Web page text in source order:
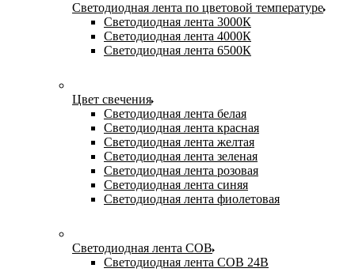
Светодиодная лента по цветовой температуре
Светодиодная лента 3000К
Светодиодная лента 4000К
Светодиодная лента 6500К
Цвет свечения
Светодиодная лента белая
Светодиодная лента красная
Светодиодная лента желтая
Светодиодная лента зеленая
Светодиодная лента розовая
Светодиодная лента синяя
Светодиодная лента фиолетовая
Светодиодная лента COB
Светодиодная лента COB 24В